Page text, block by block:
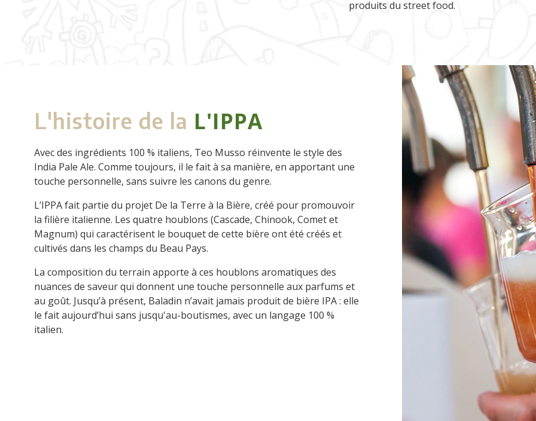
produits du street food.
L'histoire de la L'IPPA
Avec des ingrédients 100 % italiens, Teo Musso réinvente le style des
India Pale Ale. Comme toujours, il le fait à sa manière, en apportant une
touche personnelle, sans suivre les canons du genre.
L’IPPA fait partie du projet De la Terre à la Bière, créé pour promouvoir
la filière italienne. Les quatre houblons (Cascade, Chinook, Comet et
Magnum) qui caractérisent le bouquetde cette bière ont été créés et
cultivés dans les champs du Beau Pays.
La composition du terrain apporte à ces houblons aromatiques des
nuances de saveur qui donnent une touche personnelle aux parfums et
au goût. Jusqu’à présent, Baladin n’avait jamais produit de bière IPA : elle
le fait aujourd’hui sans jusqu'au-boutismes, avec un langage 100 %
italien.